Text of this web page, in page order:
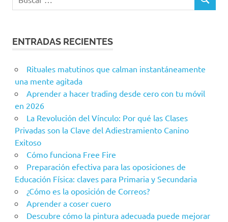
ENTRADAS RECIENTES
Rituales matutinos que calman instantáneamente
una mente agitada
Aprender a hacer trading desde cero con tu móvil
en 2026
La Revolución del Vínculo: Por qué las Clases
Privadas son la Clave del Adiestramiento Canino
Exitoso
Cómo funciona Free Fire
Preparación efectiva para las oposiciones de
Educación Física: claves para Primaria y Secundaria
¿Cómo es la oposición de Correos?
Aprender a coser cuero
Descubre cómo la pintura adecuada puede mejorar